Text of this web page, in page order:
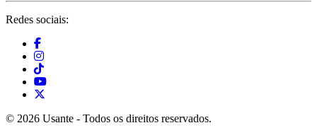
Redes sociais:
© 2026 Usante - Todos os direitos reservados.